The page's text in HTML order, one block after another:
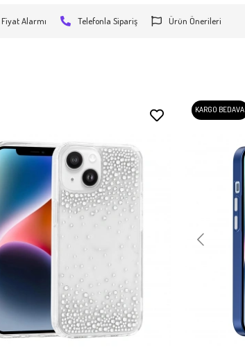
Fiyat Alarmı Telefonla Sipariş Ürün Önerileri
KARGO BEDAVA